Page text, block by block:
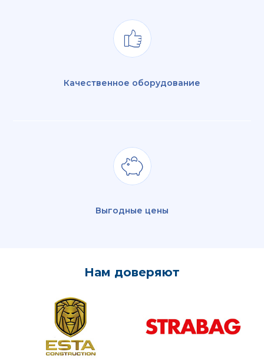
Качественное оборудование
Выгодные цены
Нам доверяют